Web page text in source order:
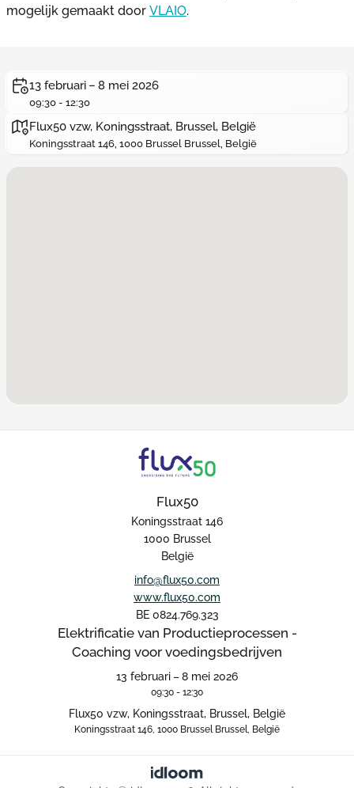
mogelijk gemaakt door VLAIO.
13 februari – 8 mei 2026
09:30 - 12:30
Flux50 vzw, Koningsstraat, Brussel, België
Koningsstraat 146, 1000 Brussel Brussel, België
Flux50
Koningsstraat 146
1000 Brussel
België
info@flux50.com
www.flux50.com
BE 0824.769.323
Elektrificatie van Productieprocessen -
Coaching voor voedingsbedrijven
13 februari – 8 mei 2026
09:30 - 12:30
Flux50 vzw, Koningsstraat, Brussel, België
Koningsstraat 146, 1000 Brussel Brussel, België